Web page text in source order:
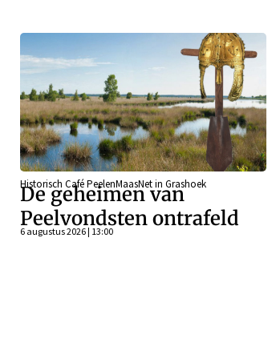
Historisch Café PeelenMaasNet in Grashoek
De geheimen van
Peelvondsten ontrafeld
6 augustus 2026 | 13:00